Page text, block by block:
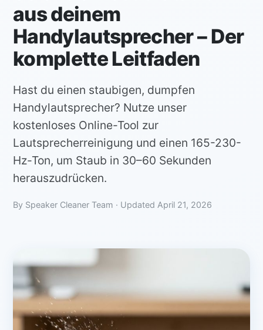
aus deinem
Handylautsprecher – Der
komplette Leitfaden
Hast du einen staubigen, dumpfen
Handylautsprecher? Nutze unser
kostenloses Online-Tool zur
Lautsprecherreinigung und einen 165-230-
Hz-Ton, um Staub in 30–60 Sekunden
herauszudrücken.
By Speaker Cleaner Team · Updated April 21, 2026